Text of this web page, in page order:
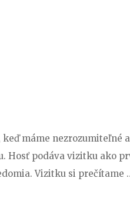
máme nezrozumiteľné
Hosť podáva vizitku ako
Vizitku si prečítame